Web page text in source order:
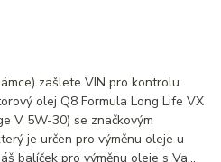
zašlete VIN pro kontrolu
olej Q8 Formula Long Life VX
V 5W-30) se značkovým
je určen pro výměnu oleje u
balíček pro výměnu oleje s Va...